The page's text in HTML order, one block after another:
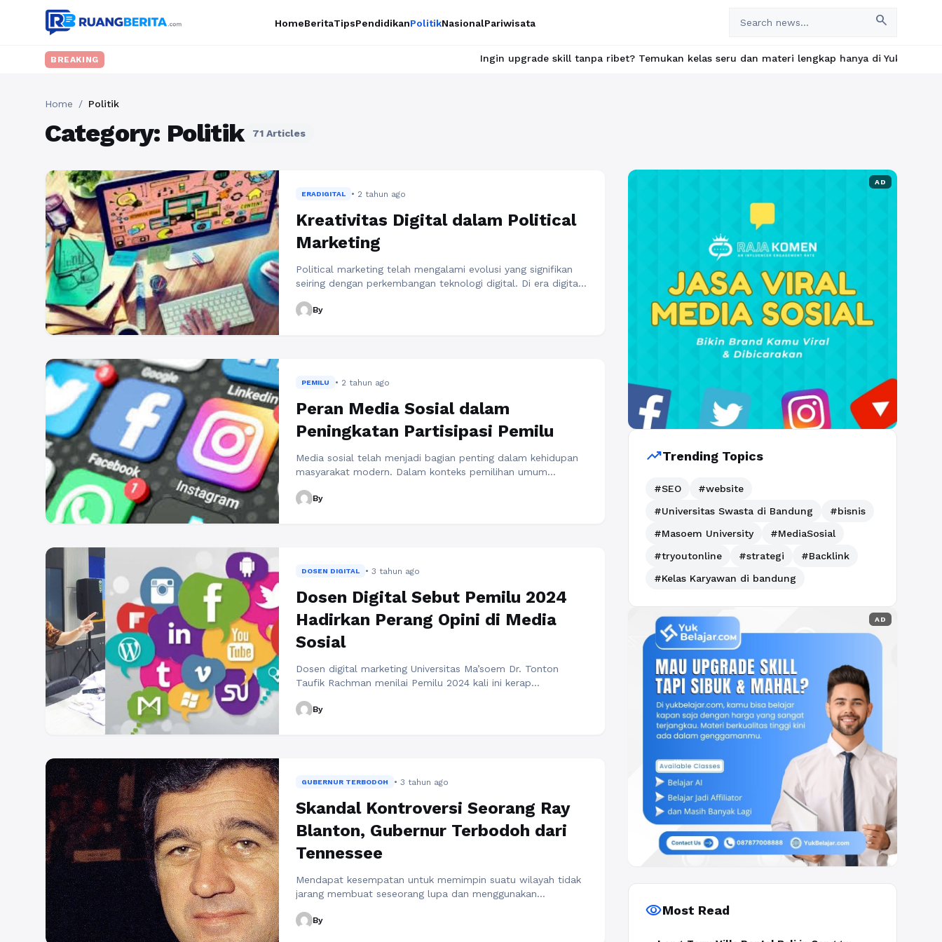
HomeBeritaTipsPendidikanPolitikNasionalPariwisata search
BREAKING Ingin upgrade skill tanpa ribet? Temukan kelas seru dan materi lengkap hanya di YukBelajar.com. Mulai
Home / Politik
Category: Politik 71 Articles
ERADIGITAL • 2 tahun ago
Kreativitas Digital dalam Political
Marketing
Political marketing telah mengalami evolusi yang signifikan
seiring dengan perkembangan teknologi digital. Di era digital
memengaruhi pandangan dan perilaku publik terhadap politik
By
PEMILU • 2 tahun ago
Peran Media Sosial dalam
Peningkatan Partisipasi Pemilu
Media sosial telah menjadi bagian penting dalam kehidupan
masyarakat modern. Dalam konteks pemilihan umum
meningkatkan partisipasi masyarakat. Dengan semakin
By
DOSEN DIGITAL • 3 tahun ago
Dosen Digital Sebut Pemilu 2024
Hadirkan Perang Opini di Media
Sosial
Dosen digital marketing Universitas Ma’soem Dr. Tonton
Taufik Rachman menilai Pemilu 2024 kali ini kerap
tentunya tak lepas dari tren masyarakat yang kini lebih suka
By
GUBERNUR TERBODOH • 3 tahun ago
Skandal Kontroversi Seorang Ray
Blanton, Gubernur Terbodoh dari
Tennessee
Mendapat kesempatan untuk memimpin suatu wilayah tidak
jarang membuat seseorang lupa dan menggunakan
tertentu. Hal ini juga dilakukan oleh gubernur negara bagian
By
AD
trending_upTrending Topics
#SEO
#website
#Universitas Swasta di Bandung
#bisnis
#Masoem University
#MediaSosial
#tryoutonline
#strategi
#Backlink
#Kelas Karyawan di bandung
AD
visibilityMost Read